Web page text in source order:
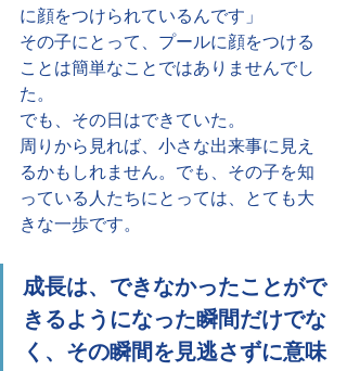
に顔をつけられているんです」
その子にとって、プールに顔をつける
ことは簡単なことではありませんでし
た。
でも、その日はできていた。
周りから見れば、小さな出来事に見え
るかもしれません。でも、その子を知
っている人たちにとっては、とても大
きな一歩です。
成長は、できなかったことがで
きるようになった瞬間だけでな
く、その瞬間を見逃さずに意味